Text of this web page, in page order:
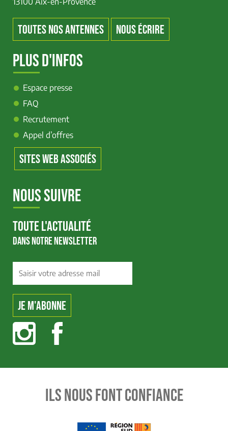
TOUTES NOS ANTENNES NOUS ÉCRIRE
PLUS D'INFOS
Espace presse
FAQ
Recrutement
Appel d’offres
SITES WEB ASSOCIÉS
NOUS SUIVRE
TOUTE L'ACTUALITÉ
DANS NOTRE NEWSLETTER
ILS NOUS FONT CONFIANCE